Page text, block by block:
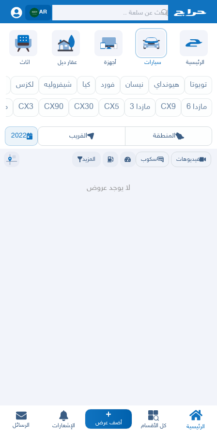
AR
الرئيسية سيارات أجهزة عقار ديل اثاث
تويوتا هيونداي نيسان فورد كيا شيفروليه لكزس
مازدا 6 CX9 مازدا 3 CX5
CX30
CX90
CX3
المنطقة
الرياض الشرقيهجده الطايف حائلأبها عسيرالباحة
القريب 2022
BT50 1970
فيديوهات سكوب المزيد
لا يوجد عروض
الرئيسية كل الأقسام أضف عرض الإشعارات الرسائل